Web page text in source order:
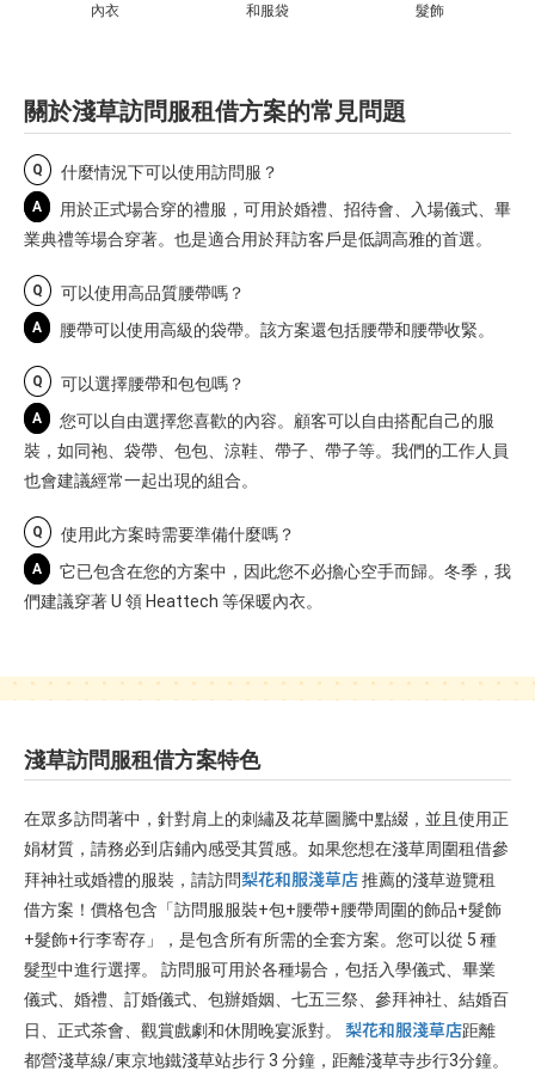
內衣 和服袋 髮飾
關於淺草訪問服租借方案的常見問題
Q 什麼情況下可以使用訪問服？
A
用於正式場合穿的禮服，可用於婚禮、招待會、入場儀式、畢
業典禮等場合穿著。也是適合用於拜訪客戶是低調高雅的首選。
Q 可以使用高品質腰帶嗎？
A 腰帶可以使用高級的袋帶。該方案還包括腰帶和腰帶收緊。
Q 可以選擇腰帶和包包嗎？
A
您可以自由選擇您喜歡的內容。顧客可以自由搭配自己的服
裝，如同袍、袋帶、包包、涼鞋、帶子、帶子等。我們的工作人員
也會建議經常一起出現的組合。
Q 使用此方案時需要準備什麼嗎？
A
它已包含在您的方案中，因此您不必擔心空手而歸。冬季，我
們建議穿著 U 領 Heattech 等保暖內衣。
淺草訪問服租借方案特色
在眾多訪問著中，針對肩上的刺繡及花草圖騰中點綴，並且使用正
娟材質，請務必到店鋪內感受其質感。如果您想在淺草周圍租借參
拜神社或婚禮的服裝，請訪問梨花和服淺草店推薦的淺草遊覽租
借方案！價格包含「訪問服服裝+包+腰帶+腰帶周圍的飾品+髮飾
+髮飾+行李寄存」，是包含所有所需的全套方案。您可以從 5 種
髮型中進行選擇。 訪問服可用於各種場合，包括入學儀式、畢業
儀式、婚禮、訂婚儀式、包辦婚姻、七五三祭、參拜神社、結婚百
日、正式茶會、觀賞戲劇和休閒晚宴派對。 梨花和服淺草店距離
都營淺草線/東京地鐵淺草站步行 3 分鐘，距離淺草寺步行3分鐘。